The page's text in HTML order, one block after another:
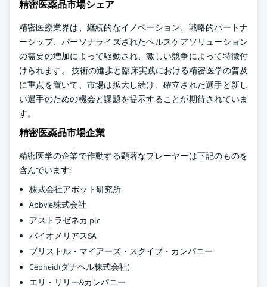
精密医薬品市場シェア
精密医療業界は、継続的なイノベーション、戦略的パートナ
ーシップ、パーソナライズされたヘルスケアソリューション
の需要の増加によって駆動され、激しい競争によって特徴付
けられます。 技術の進歩と臨床実践における精密医学の普及
に重点を置いて、市場は拡大し続け、確立された選手と新し
い選手のための機会と課題を提示することが期待されていま
す。
精密医薬品市場企業
精密医学の企業で作動する顕著なプレーヤーは下記のものを
含んでいます:
株式会社アボット研究所
Abbvie株式会社
アストラゼネカ plc
バイオメリアスSA
ブリストル・マイアーズ・スクイブ・カンパニー
Cepheid(ダナヘル株式会社)
エリ・リリー&カンパニー